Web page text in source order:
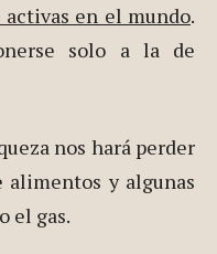
en el mundo.
solo a la de
nos hará perder
alimentos y algunas
el gas.